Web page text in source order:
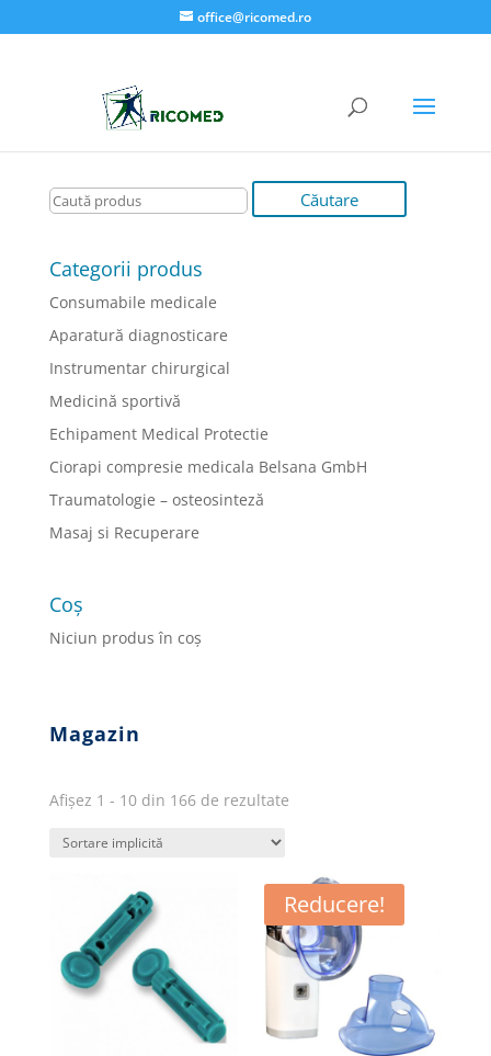
office@ricomed.ro
Categorii produs
Consumabile medicale
Aparatură diagnosticare
Instrumentar chirurgical
Medicină sportivă
Echipament Medical Protectie
Ciorapi compresie medicala Belsana GmbH
Traumatologie – osteosinteză
Masaj si Recuperare
Coș
Niciun produs în coș
Magazin
Afișez 1 - 10 din 166 de rezultate
Reducere!